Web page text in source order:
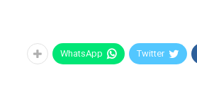
Twitter
WhatsApp